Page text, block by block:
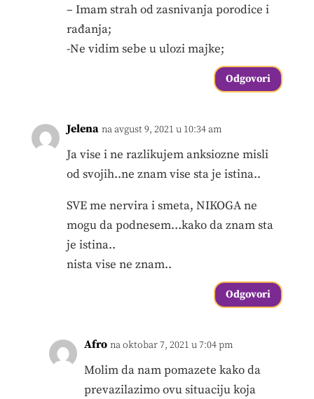
– Imam strah od zasnivanja porodice i
rađanja;
-Ne vidim sebe u ulozi majke;
Odgovori
Jelena na avgust 9, 2021 u 10:34 am
Ja vise i ne razlikujem anksiozne misli
od svojih..ne znam vise sta je istina..
SVE me nervira i smeta, NIKOGA ne
mogu da podnesem…kako da znam sta
je istina..
nista vise ne znam..
Odgovori
Afro na oktobar 7, 2021 u 7:04 pm
Molim da nam pomazete kako da
prevazilazimo ovu situaciju koja